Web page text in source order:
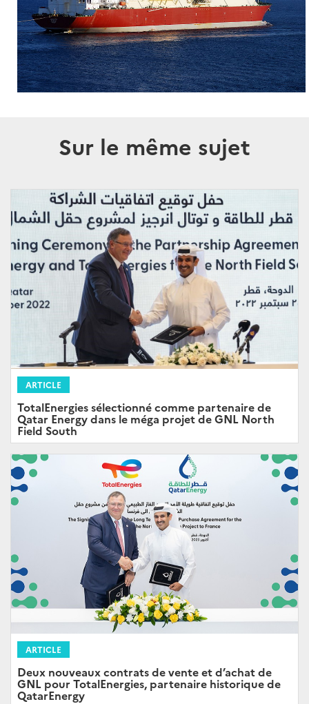
Sur le même sujet
ARTICLE
TotalEnergies sélectionné comme partenaire de
Qatar Energy dans le méga projet de GNL North
Field South
ARTICLE
Deux nouveaux contrats de vente et d’achat de
GNL pour TotalEnergies, partenaire historique de
QatarEnergy